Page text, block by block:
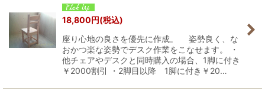
18,800円(税込)
座り心地の良さを優先に作成。 姿勢良く、な
おかつ楽な姿勢でデスク作業をこなせます。 ・
他チェアやデスクと同時購入の場合、1脚に付き
￥2000割引 ・2脚目以降 1脚に付き￥20…